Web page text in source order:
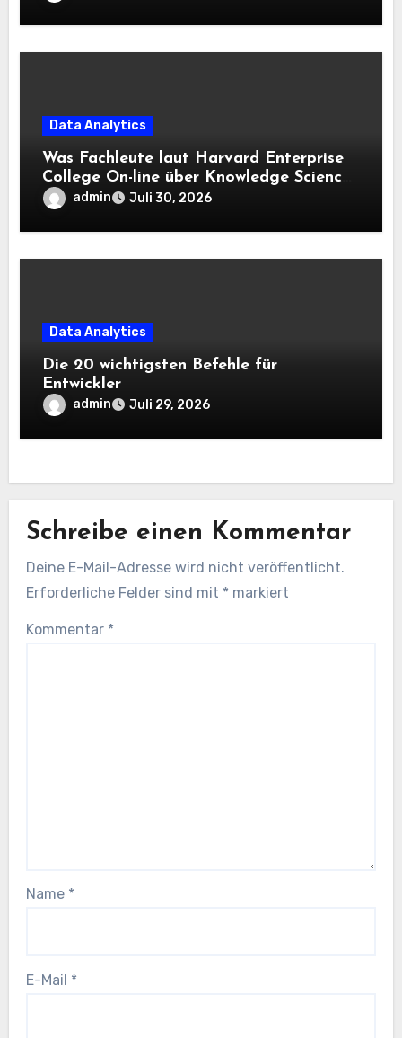
Data Analytics
Was Fachleute laut Harvard Enterprise
College On-line über Knowledge Science
und KI wissen sollten
admin Juli 30, 2026
Data Analytics
Die 20 wichtigsten Befehle für
Entwickler
admin Juli 29, 2026
Schreibe einen Kommentar
Deine E-Mail-Adresse wird nicht veröffentlicht.
Erforderliche Felder sind mit * markiert
Kommentar *
Name *
E-Mail *